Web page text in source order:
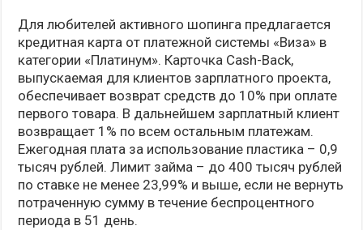
Для любителей активного шопинга предлагается
кредитная карта от платежной системы «Виза» в
категории «Платинум». Карточка Cash-Back,
выпускаемая для клиентов зарплатного проекта,
обеспечивает возврат средств до 10% при оплате
первого товара. В дальнейшем зарплатный клиент
возвращает 1% по всем остальным платежам.
Ежегодная плата за использование пластика – 0,9
тысяч рублей. Лимит займа – до 400 тысяч рублей
по ставке не менее 23,99% и выше, если не вернуть
потраченную сумму в течение беспроцентного
периода в 51 день.